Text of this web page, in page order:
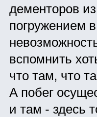
дементоров
погружением
вспомнить
что там, что
А побег
и там - здесь